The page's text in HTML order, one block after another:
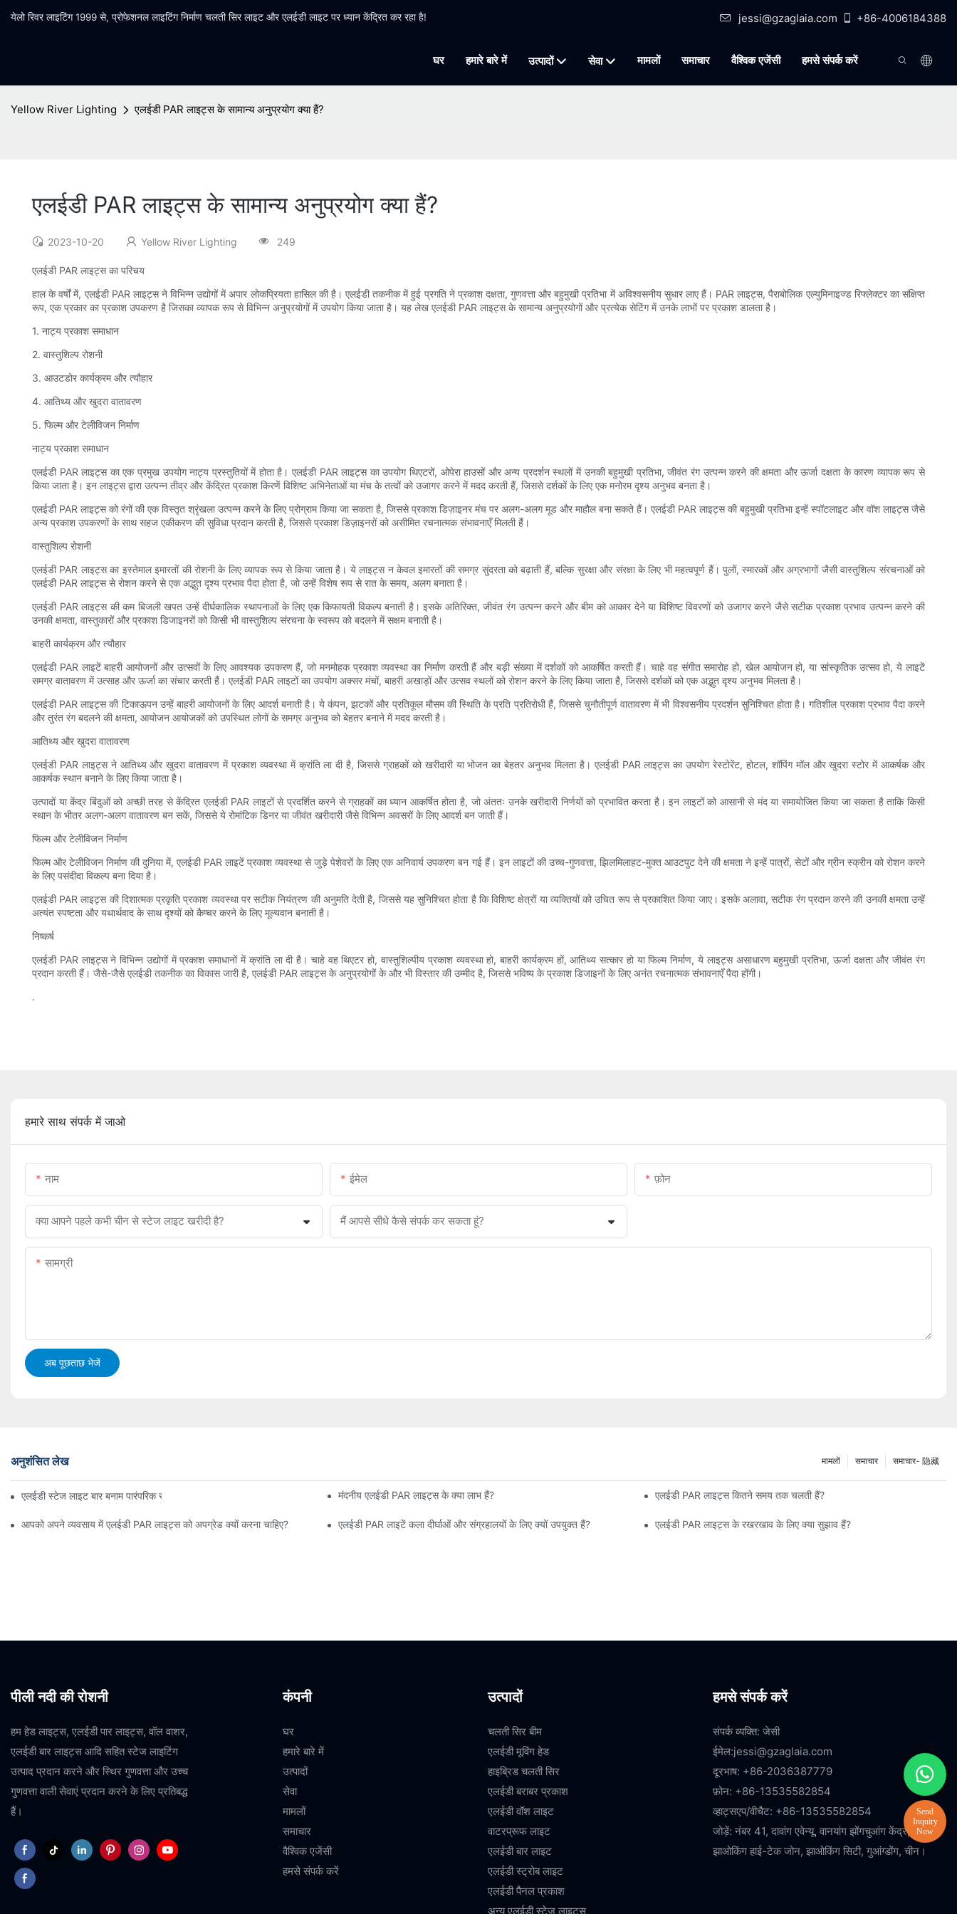
येलो रिवर लाइटिंग 1999 से, प्रोफेशनल लाइटिंग निर्माण चलती सिर लाइट और एलईडी लाइट पर ध्यान केंद्रित कर रहा है! jessi@gzaglaia.com +86-4006184388
घर हमारे बारे में उत्पादों सेवा मामलों समाचार वैश्विक एजेंसी हमसे संपर्क करें
Yellow River Lighting एलईडी PAR लाइट्स के सामान्य अनुप्रयोग क्या हैं?
एलईडी PAR लाइट्स के सामान्य अनुप्रयोग क्या हैं?
2023-10-20 Yellow River Lighting 249
एलईडी PAR लाइट्स का परिचय
हाल के वर्षों में, एलईडी PAR लाइट्स ने विभिन्न उद्योगों में अपार लोकप्रियता हासिल की है। एलईडी तकनीक में हुई प्रगति ने प्रकाश दक्षता, गुणवत्ता और बहुमुखी प्रतिभा में अविश्वसनीय सुधार लाए हैं। PAR लाइट्स, पैराबोलिक एल्युमिनाइज्ड रिफ्लेक्टर का संक्षिप्त
रूप, एक प्रकार का प्रकाश उपकरण है जिसका व्यापक रूप से विभिन्न अनुप्रयोगों में उपयोग किया जाता है। यह लेख एलईडी PAR लाइट्स के सामान्य अनुप्रयोगों और प्रत्येक सेटिंग में उनके लाभों पर प्रकाश डालता है।
1. नाट्य प्रकाश समाधान
2. वास्तुशिल्प रोशनी
3. आउटडोर कार्यक्रम और त्यौहार
4. आतिथ्य और खुदरा वातावरण
5. फिल्म और टेलीविजन निर्माण
नाट्य प्रकाश समाधान
एलईडी PAR लाइट्स का एक प्रमुख उपयोग नाट्य प्रस्तुतियों में होता है। एलईडी PAR लाइट्स का उपयोग थिएटरों, ओपेरा हाउसों और अन्य प्रदर्शन स्थलों में उनकी बहुमुखी प्रतिभा, जीवंत रंग उत्पन्न करने की क्षमता और ऊर्जा दक्षता के कारण व्यापक रूप से
किया जाता है। इन लाइट्स द्वारा उत्पन्न तीव्र और केंद्रित प्रकाश किरणें विशिष्ट अभिनेताओं या मंच के तत्वों को उजागर करने में मदद करती हैं, जिससे दर्शकों के लिए एक मनोरम दृश्य अनुभव बनता है।
एलईडी PAR लाइट्स को रंगों की एक विस्तृत श्रृंखला उत्पन्न करने के लिए प्रोग्राम किया जा सकता है, जिससे प्रकाश डिज़ाइनर मंच पर अलग-अलग मूड और माहौल बना सकते हैं। एलईडी PAR लाइट्स की बहुमुखी प्रतिभा इन्हें स्पॉटलाइट और वॉश लाइट्स जैसे
अन्य प्रकाश उपकरणों के साथ सहज एकीकरण की सुविधा प्रदान करती है, जिससे प्रकाश डिज़ाइनरों को असीमित रचनात्मक संभावनाएँ मिलती हैं।
वास्तुशिल्प रोशनी
एलईडी PAR लाइट्स का इस्तेमाल इमारतों की रोशनी के लिए व्यापक रूप से किया जाता है। ये लाइट्स न केवल इमारतों की समग्र सुंदरता को बढ़ाती हैं, बल्कि सुरक्षा और संरक्षा के लिए भी महत्वपूर्ण हैं। पुलों, स्मारकों और अग्रभागों जैसी वास्तुशिल्प संरचनाओं को
एलईडी PAR लाइट्स से रोशन करने से एक अद्भुत दृश्य प्रभाव पैदा होता है, जो उन्हें विशेष रूप से रात के समय, अलग बनाता है।
एलईडी PAR लाइट्स की कम बिजली खपत उन्हें दीर्घकालिक स्थापनाओं के लिए एक किफायती विकल्प बनाती है। इसके अतिरिक्त, जीवंत रंग उत्पन्न करने और बीम को आकार देने या विशिष्ट विवरणों को उजागर करने जैसे सटीक प्रकाश प्रभाव उत्पन्न करने की
उनकी क्षमता, वास्तुकारों और प्रकाश डिजाइनरों को किसी भी वास्तुशिल्प संरचना के स्वरूप को बदलने में सक्षम बनाती है।
बाहरी कार्यक्रम और त्यौहार
एलईडी PAR लाइटें बाहरी आयोजनों और उत्सवों के लिए आवश्यक उपकरण हैं, जो मनमोहक प्रकाश व्यवस्था का निर्माण करती हैं और बड़ी संख्या में दर्शकों को आकर्षित करती हैं। चाहे वह संगीत समारोह हो, खेल आयोजन हो, या सांस्कृतिक उत्सव हो, ये लाइटें
समग्र वातावरण में उत्साह और ऊर्जा का संचार करती हैं। एलईडी PAR लाइटों का उपयोग अक्सर मंचों, बाहरी अखाड़ों और उत्सव स्थलों को रोशन करने के लिए किया जाता है, जिससे दर्शकों को एक अद्भुत दृश्य अनुभव मिलता है।
एलईडी PAR लाइट्स की टिकाऊपन उन्हें बाहरी आयोजनों के लिए आदर्श बनाती है। ये कंपन, झटकों और प्रतिकूल मौसम की स्थिति के प्रति प्रतिरोधी हैं, जिससे चुनौतीपूर्ण वातावरण में भी विश्वसनीय प्रदर्शन सुनिश्चित होता है। गतिशील प्रकाश प्रभाव पैदा करने
और तुरंत रंग बदलने की क्षमता, आयोजन आयोजकों को उपस्थित लोगों के समग्र अनुभव को बेहतर बनाने में मदद करती है।
आतिथ्य और खुदरा वातावरण
एलईडी PAR लाइट्स ने आतिथ्य और खुदरा वातावरण में प्रकाश व्यवस्था में क्रांति ला दी है, जिससे ग्राहकों को खरीदारी या भोजन का बेहतर अनुभव मिलता है। एलईडी PAR लाइट्स का उपयोग रेस्टोरेंट, होटल, शॉपिंग मॉल और खुदरा स्टोर में आकर्षक और
आकर्षक स्थान बनाने के लिए किया जाता है।
उत्पादों या केंद्र बिंदुओं को अच्छी तरह से केंद्रित एलईडी PAR लाइटों से प्रदर्शित करने से ग्राहकों का ध्यान आकर्षित होता है, जो अंततः उनके खरीदारी निर्णयों को प्रभावित करता है। इन लाइटों को आसानी से मंद या समायोजित किया जा सकता है ताकि किसी
स्थान के भीतर अलग-अलग वातावरण बन सकें, जिससे ये रोमांटिक डिनर या जीवंत खरीदारी जैसे विभिन्न अवसरों के लिए आदर्श बन जाती हैं।
फिल्म और टेलीविजन निर्माण
फिल्म और टेलीविजन निर्माण की दुनिया में, एलईडी PAR लाइटें प्रकाश व्यवस्था से जुड़े पेशेवरों के लिए एक अनिवार्य उपकरण बन गई हैं। इन लाइटों की उच्च-गुणवत्ता, झिलमिलाहट-मुक्त आउटपुट देने की क्षमता ने इन्हें पात्रों, सेटों और ग्रीन स्क्रीन को रोशन करने
के लिए पसंदीदा विकल्प बना दिया है।
एलईडी PAR लाइट्स की दिशात्मक प्रकृति प्रकाश व्यवस्था पर सटीक नियंत्रण की अनुमति देती है, जिससे यह सुनिश्चित होता है कि विशिष्ट क्षेत्रों या व्यक्तियों को उचित रूप से प्रकाशित किया जाए। इसके अलावा, सटीक रंग प्रदान करने की उनकी क्षमता उन्हें
अत्यंत स्पष्टता और यथार्थवाद के साथ दृश्यों को कैप्चर करने के लिए मूल्यवान बनाती है।
निष्कर्ष
एलईडी PAR लाइट्स ने विभिन्न उद्योगों में प्रकाश समाधानों में क्रांति ला दी है। चाहे वह थिएटर हो, वास्तुशिल्पीय प्रकाश व्यवस्था हो, बाहरी कार्यक्रम हों, आतिथ्य सत्कार हो या फिल्म निर्माण, ये लाइट्स असाधारण बहुमुखी प्रतिभा, ऊर्जा दक्षता और जीवंत रंग
प्रदान करती हैं। जैसे-जैसे एलईडी तकनीक का विकास जारी है, एलईडी PAR लाइट्स के अनुप्रयोगों के और भी विस्तार की उम्मीद है, जिससे भविष्य के प्रकाश डिजाइनों के लिए अनंत रचनात्मक संभावनाएँ पैदा होंगी।
.
हमारे साथ संपर्क में जाओ
नाम ईमेल फ़ोन
क्या आपने पहले कभी चीन से स्टेज लाइट खरीदी है? मैं आपसे सीधे कैसे संपर्क कर सकता हूं?
सामग्री
अब पूछताछ भेजें
अनुशंसित लेख समाचार- 隐藏
समाचार
मामलों
एलईडी स्टेज लाइट बार बनाम पारंपरिक स्टेज लाइटिंग: फायदे और नुकसान मंदनीय एलईडी PAR लाइट्स के क्या लाभ हैं? एलईडी PAR लाइट्स कितने समय तक चलती हैं?
आपको अपने व्यवसाय में एलईडी PAR लाइट्स को अपग्रेड क्यों करना चाहिए? एलईडी PAR लाइटें कला दीर्घाओं और संग्रहालयों के लिए क्यों उपयुक्त हैं? एलईडी PAR लाइट्स के रखरखाव के लिए क्या सुझाव हैं?
पीली नदी की रोशनी
हम हेड लाइट्स, एलईडी पार लाइट्स, वॉल वाशर,
एलईडी बार लाइट्स आदि सहित स्टेज लाइटिंग
उत्पाद प्रदान करने और स्थिर गुणवत्ता और उच्च
गुणवत्ता वाली सेवाएं प्रदान करने के लिए प्रतिबद्ध
हैं।
कंपनी
घर
हमारे बारे में
उत्पादों
सेवा
मामलों
समाचार
वैश्विक एजेंसी
हमसे संपर्क करें
उत्पादों
चलती सिर बीम
एलईडी मूविंग हेड
हाइब्रिड चलती सिर
एलईडी बराबर प्रकाश
एलईडी वॉश लाइट
वाटरप्रूफ लाइट
एलईडी बार लाइट
एलईडी स्ट्रोब लाइट
एलईडी पैनल प्रकाश
अन्य एलईडी स्टेज लाइट्स
हमसे संपर्क करें
संपर्क व्यक्ति: जेसी
ईमेल:jessi@gzaglaia.com
दूरभाष: +86-2036387779
फ़ोन: +86-13535582854
व्हाट्सएप/वीचैट: +86-13535582854
जोड़ें: नंबर 41, दावांग एवेन्यू, वानयांग झोंगचुआंग केंद्र,
झाओकिंग हाई-टेक जोन, झाओकिंग सिटी, गुआंग्डोंग, चीन।